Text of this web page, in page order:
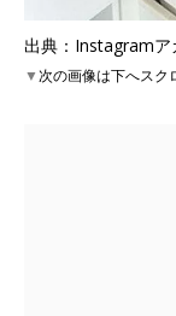
出典：Instagramア
▼次の画像は下へスク